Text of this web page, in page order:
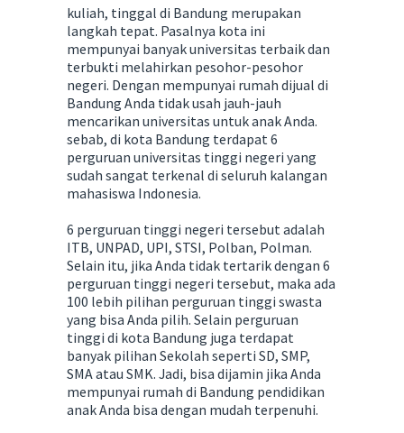
kuliah, tinggal di Bandung merupakan
langkah tepat. Pasalnya kota ini
mempunyai banyak universitas terbaik dan
terbukti melahirkan pesohor-pesohor
negeri. Dengan mempunyai rumah dijual di
Bandung Anda tidak usah jauh-jauh
mencarikan universitas untuk anak Anda.
sebab, di kota Bandung terdapat 6
perguruan universitas tinggi negeri yang
sudah sangat terkenal di seluruh kalangan
mahasiswa Indonesia.
6 perguruan tinggi negeri tersebut adalah
ITB, UNPAD, UPI, STSI, Polban, Polman.
Selain itu, jika Anda tidak tertarik dengan 6
perguruan tinggi negeri tersebut, maka ada
100 lebih pilihan perguruan tinggi swasta
yang bisa Anda pilih. Selain perguruan
tinggi di kota Bandung juga terdapat
banyak pilihan Sekolah seperti SD, SMP,
SMA atau SMK. Jadi, bisa dijamin jika Anda
mempunyai rumah di Bandung pendidikan
anak Anda bisa dengan mudah terpenuhi.